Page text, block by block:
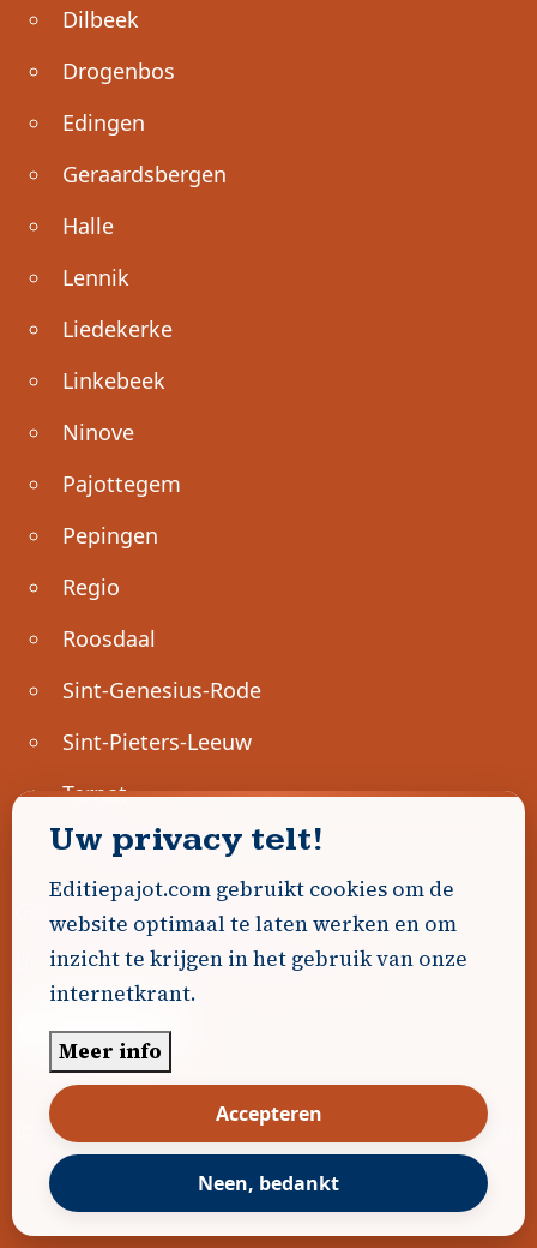
Dilbeek
Drogenbos
Edingen
Geraardsbergen
Halle
Lennik
Liedekerke
Linkebeek
Ninove
Pajottegem
Pepingen
Regio
Roosdaal
Sint-Genesius-Rode
Sint-Pieters-Leeuw
Ternat
Ondernemen
Geen advertenties gevonden.
Uw advertentie hier? Contacteer ons!
Word Partner!
© 2026 |
Algemene voorwaarden
|Disclaimer|Privacybeleid|Cookiebeleid|
Gerealiseerd doorDavidHosse.net
Uw privacy telt!
Editiepajot.com gebruikt cookies om de
website optimaal te laten werken en om
inzicht te krijgen in het gebruik van onze
internetkrant.
Meer info
Accepteren
Neen, bedankt